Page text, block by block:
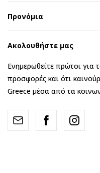
Προνόμια
Ακολουθήστε μας
Ενημερωθείτε πρώτοι για
προσφορές και ότι
Greece μέσα από τα